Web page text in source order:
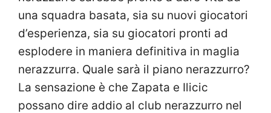
una squadra basata, sia su nuovi giocatori
d’esperienza, sia su giocatori pronti ad
esplodere in maniera definitiva in maglia
nerazzurra. Quale sarà il piano nerazzurro?
La sensazione è che Zapata e Ilicic
possano dire addio al club nerazzurro nel